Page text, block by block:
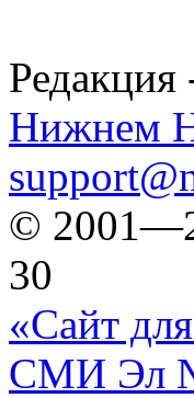
Редакция
Нижнем
©
30
«Сайт
СМИ Эл №